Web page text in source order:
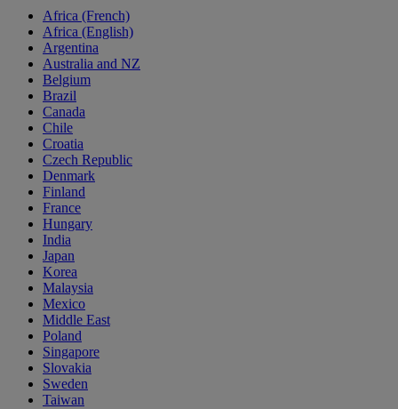
Africa (French)
Africa (English)
Argentina
Australia and NZ
Belgium
Brazil
Canada
Chile
Croatia
Czech Republic
Denmark
Finland
France
Hungary
India
Japan
Korea
Malaysia
Mexico
Middle East
Poland
Singapore
Slovakia
Sweden
Taiwan